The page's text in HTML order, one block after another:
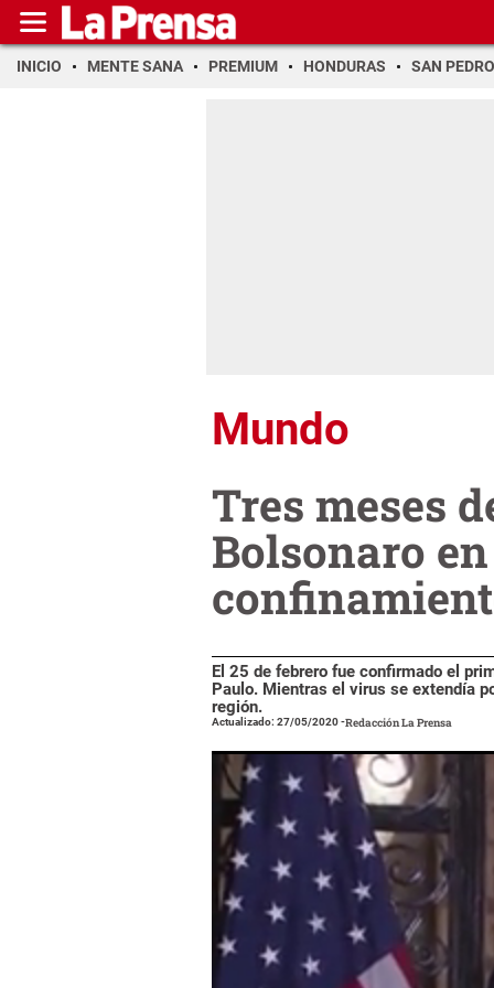
INICIO MENTE SANA PREMIUM HONDURAS SAN PEDRO
Mundo
Tres meses
Bolsonaro
El 25 de febrero fue confirmado el
Paulo. Mientras el virus se extendía
región.
Actualizado: 27/05/2020-Redacción La Prensa